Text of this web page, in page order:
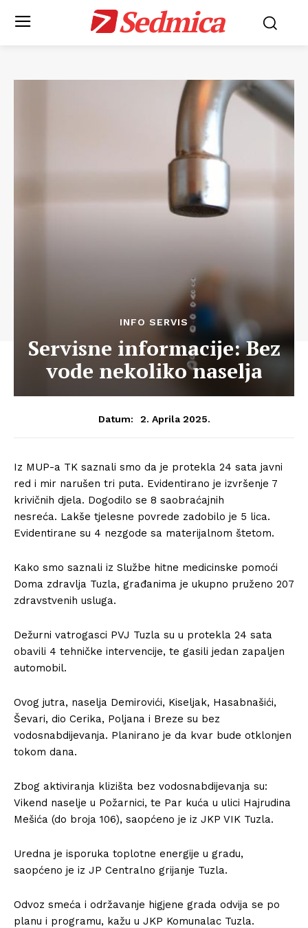
Sedmica
INFO SERVIS
Servisne informacije: Bez
vode nekoliko naselja
Datum: 2. Aprila 2025.
Iz MUP-a TK saznali smo da je protekla 24 sata javni
red i mir narušen tri puta. Evidentirano je izvršenje 7
krivičnih djela. Dogodilo se 8 saobraćajnih
nesreća. Lakše tjelesne povrede zadobilo je 5 lica.
Evidentirane su 4 nezgode sa materijalnom štetom.
Kako smo saznali iz Službe hitne medicinske pomoći
Doma zdravlja Tuzla, građanima je ukupno pruženo 207
zdravstvenih usluga.
Dežurni vatrogasci PVJ Tuzla su u protekla 24 sata
obavili 4 tehničke intervencije, te gasili jedan zapaljen
automobil.
Ovog jutra, naselja Demirovići, Kiseljak, Hasabnašići,
Ševari, dio Cerika, Poljana i Breze su bez
vodosnabdijevanja. Planirano je da kvar bude otklonjen
tokom dana.
Zbog aktiviranja klizišta bez vodosnabdijevanja su:
Vikend naselje u Požarnici, te Par kuća u ulici Hajrudina
Mešića (do broja 106), saopćeno je iz JKP VIK Tuzla.
Uredna je isporuka toplotne energije u gradu,
saopćeno je iz JP Centralno grijanje Tuzla.
Odvoz smeća i održavanje higjene grada odvija se po
planu i programu, kažu u JKP Komunalac Tuzla.